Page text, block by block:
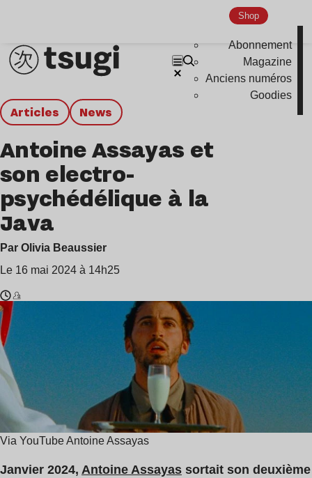
Shop
Abonnement
Magazine
Anciens numéros
Goodies
Articles news
Antoine Assayas et
son electro-
psychédélique à la
Java
Par Olivia Beaussier
Le 16 mai 2024 à 14h25
Temps
de
lecture
2
Antoine
Assayas
Via YouTube Antoine Assayas
Janvier 2024, Antoine Assayas sortait son deuxième